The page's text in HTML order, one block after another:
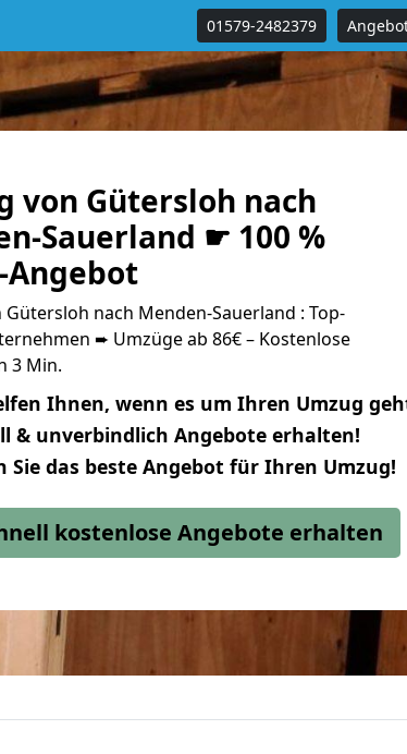
01579-2482379
von Gütersloh nach
Sauerland ☛ 100 %
Angebot
Gütersloh nach Menden-Sauerland : Top-
➨ Umzüge ab 86€ – Kostenlose
3 Min.
Ihnen, wenn es um Ihren Umzug
& unverbindlich Angebote erhalten!
Sie das beste Angebot für Ihren Umzug!
kostenlose Angebote erhalten